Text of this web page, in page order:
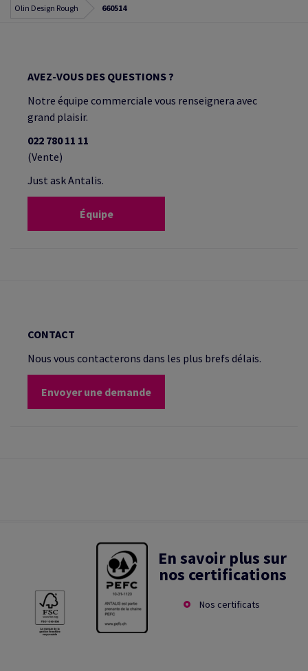
Olin Design Rough 660514
AVEZ-VOUS DES QUESTIONS ?
Notre équipe commerciale vous renseignera avec
grand plaisir.
022 780 11 11
(Vente)
Just ask Antalis.
Équipe
CONTACT
Nous vous contacterons dans les plus brefs délais.
Envoyer une demande
En savoir plus sur
nos certifications
Nos certificats